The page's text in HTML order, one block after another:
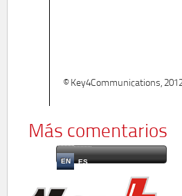
© Key4Communications,
Más comentarios
EN ES